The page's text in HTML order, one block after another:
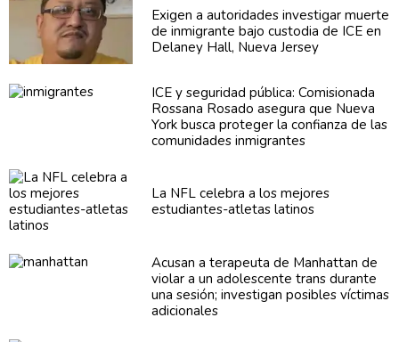
Exigen aautoridades investigar muerte
de inmigrante bajo custodia de ICE en
Delaney Hall, Nueva Jersey
ICE y seguridad pública:Comisionada
Rossana Rosado asegura que Nueva
York busca proteger la confianza de las
comunidades inmigrantes
La NFL celebra a los mejores
estudiantes-atletas latinos
Acusan a terapeuta de Manhattan de
violar a unadolescente trans durante
una sesión; investigan posibles víctimas
adicionales